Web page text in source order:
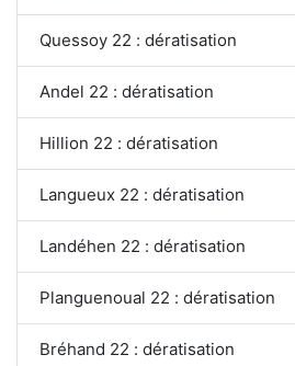
Quessoy 22 : dératisation
Andel 22 : dératisation
Hillion 22 : dératisation
Langueux 22 : dératisation
Landéhen 22 : dératisation
Planguenoual 22 : dératisation
Bréhand 22 : dératisation